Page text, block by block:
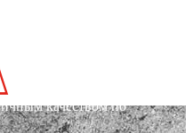
качеством по